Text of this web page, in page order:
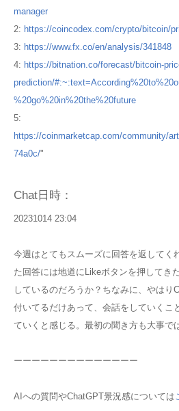
manager
2: https://coincodex.com/crypto/bitcoin/
3: https://www.fx.co/en/analysis/341848
4: https://bitnation.co/forecast/bitcoin-
prediction/
%20go%20in%20the%20future
5:
https://coinmarketcap.com/community/
74a0c/"
Chat日時：
20231014 23:04
今週はとてもスムーズに回答を返してく
た回答には地道にLikeボタンを押してき
しているのだろうか？ちなみに、やはり
付いてるだけあって、会話をしていくこ
ていくと感じる。最初の聞き方も大事で
ーーーーーーーーーーーーーー
AIへの質問やChatGPT景況感については